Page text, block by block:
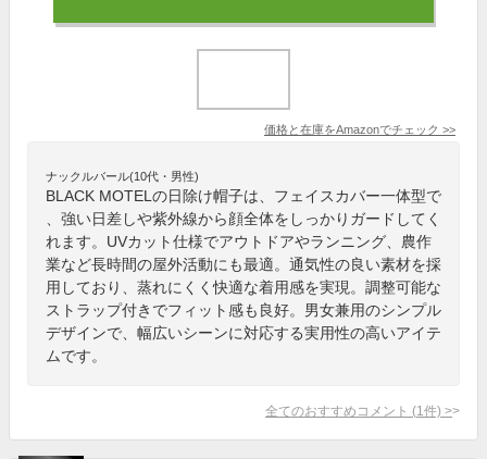
価格と在庫をAmazonでチェック >>
ナックルバール(10代・男性)
BLACK MOTELの日除け帽子は、フェイスカバー一体型で
、強い日差しや紫外線から顔全体をしっかりガードしてく
れます。UVカット仕様でアウトドアやランニング、農作
業など長時間の屋外活動にも最適。通気性の良い素材を採
用しており、蒸れにくく快適な着用感を実現。調整可能な
ストラップ付きでフィット感も良好。男女兼用のシンプル
デザインで、幅広いシーンに対応する実用性の高いアイテ
ムです。
全てのおすすめコメント (1 件) >